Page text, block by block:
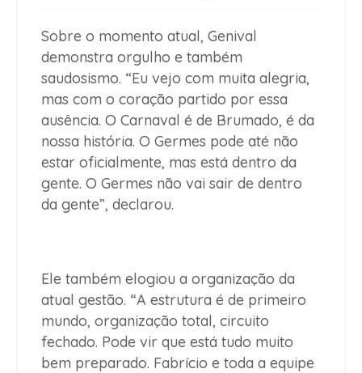
Sobre o momento atual, Genival
demonstra orgulho e também
saudosismo. “Eu vejo com muita alegria,
mas com o coração partido por essa
ausência. O Carnaval é de Brumado, é da
nossa história. O Germes pode até não
estar oficialmente, mas está dentro da
gente. O Germes não vai sair de dentro
da gente”, declarou.
Ele também elogiou a organização da
atual gestão. “A estrutura é de primeiro
mundo, organização total, circuito
fechado. Pode vir que está tudo muito
bem preparado. Fabrício e toda a equipe